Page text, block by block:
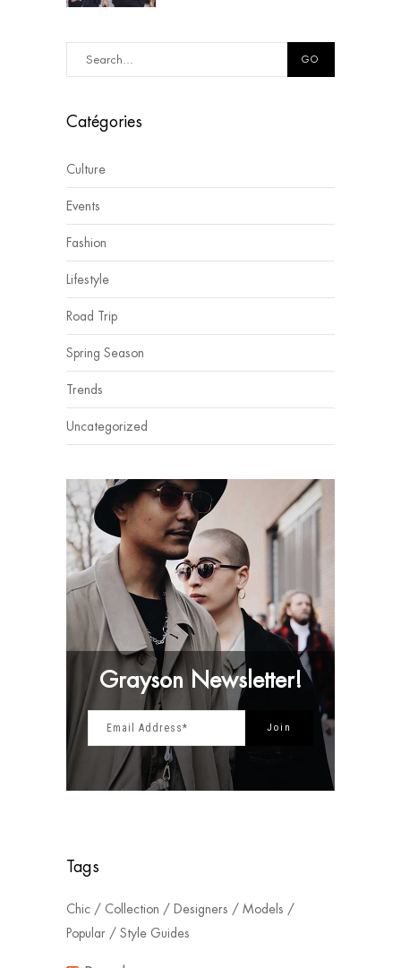
GO
Catégories
Culture
Events
Fashion
Lifestyle
Road Trip
Spring Season
Trends
Uncategorized
Grayson Newsletter!
Tags
Chic Collection Designers
Models
Popular
Style Guides